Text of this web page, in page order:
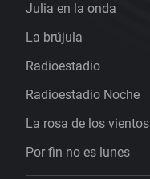
Julia en la onda
La brújula
Radioestadio
Radioestadio Noche
La rosa de los vientos
Por fin no es lunes